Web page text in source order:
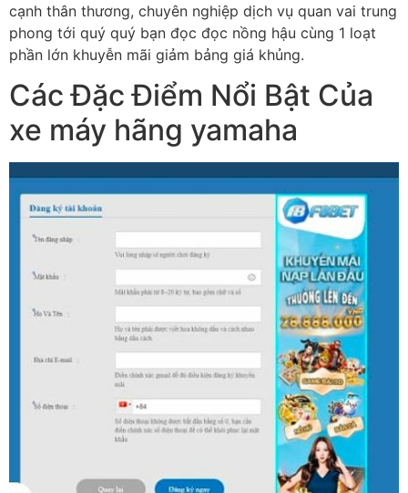
cạnh thân thương, chuyên nghiệp dịch vụ quan vai trung
phong tới quý quý bạn đọc đọc nồng hậu cùng 1 loạt
phần lớn khuyễn mãi giảm bảng giá khủng.
Các Đặc Điểm Nổi Bật Của
xe máy hãng yamaha